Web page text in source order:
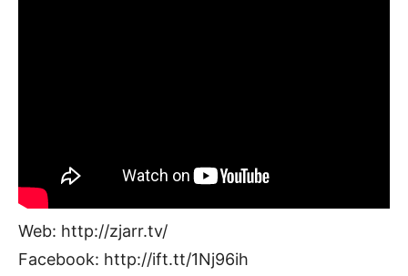
Web: http://zjarr.tv/
Facebook: http://ift.tt/1Nj96ih